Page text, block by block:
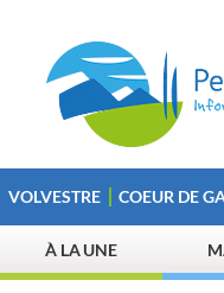
VOLVESTRE COEUR DE
À LA UNE